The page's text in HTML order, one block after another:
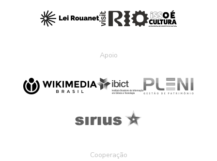
Apoio
Cooperação